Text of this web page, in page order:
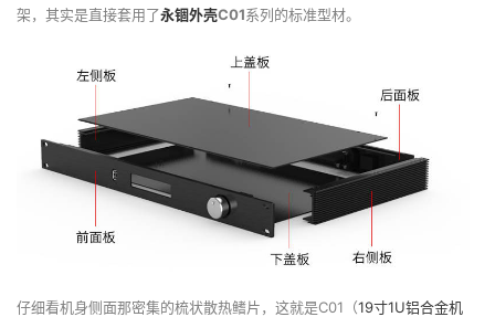
架，其实是直接套用了永锢外壳C01系列的标准型材。
仔细看机身侧面那密集的梳状散热鳍片，这就是C01（19寸1U铝合金机